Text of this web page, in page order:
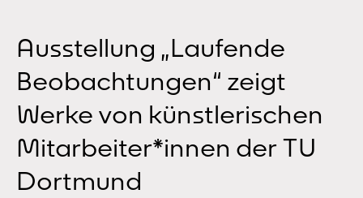
Ausstellung „Laufende
Beobachtungen“ zeigt
Werke von künstlerischen
Mitarbeiter*innen der TU
Dortmund